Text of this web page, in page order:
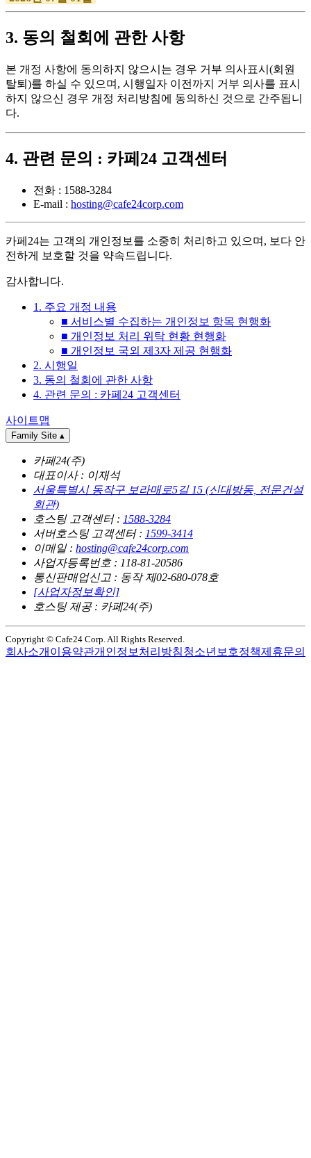
3. 동의 철회에 관한 사항
본 개정 사항에 동의하지 않으시는 경우 거부 의사표시(회원
탈퇴)를 하실 수 있으며, 시행일자 이전까지 거부 의사를 표시
하지 않으신 경우 개정 처리방침에 동의하신 것으로 간주됩니
다.
4. 관련 문의 : 카페24 고객센터
전화 : 1588-3284
E-mail : hosting@cafe24corp.com
카페24는 고객의 개인정보를 소중히 처리하고 있으며, 보다 안
전하게 보호할 것을 약속드립니다.
감사합니다.
1. 주요 개정 내용
■ 서비스별 수집하는 개인정보 항목 현행화
■ 개인정보 처리 위탁 현황 현행화
■ 개인정보 국외 제3자 제공 현행화
2. 시행일
3. 동의 철회에 관한 사항
4. 관련 문의 : 카페24 고객센터
사이트맵
Family Site ▴
카페24(주)
대표이사 : 이재석
서울특별시 동작구 보라매로5길 15 (신대방동, 전문건설
회관)
호스팅 고객센터 : 1588-3284
서버호스팅 고객센터 : 1599-3414
이메일 : hosting@cafe24corp.com
사업자등록번호 : 118-81-20586
통신판매업신고 : 동작 제02-680-078호
[사업자정보확인]
호스팅 제공 : 카페24(주)
Copyright © Cafe24 Corp. All Rights Reserved.
회사소개 이용약관개인정보처리방침청소년보호정책제휴문의